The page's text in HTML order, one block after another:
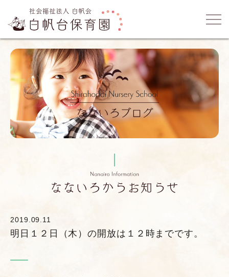
2019.09.11
明日１２日（木）の開放は１２時までです。